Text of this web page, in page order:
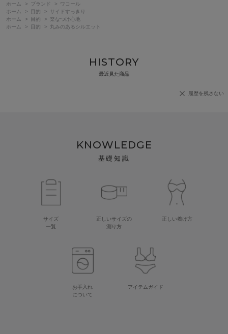
ホーム > ブランド >
ワコール
ホーム
> 目的 >
サイドすっきり
ホーム
> 目的 >
楽なつけ心地
ホーム
> 目的 > 丸みのあるシルエット
HISTORY
最近見た商品
履歴を残さない
KNOWLEDGE
基礎知識
サイズ
一覧
正しいサイズの
測り方
正しい着け方
お手入れ
について
アイテムガイド